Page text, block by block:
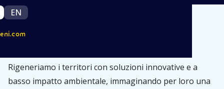
EN
eni.com
Rigeneriamo i territori con soluzioni innovative e a
basso impatto ambientale, immaginando per loro una